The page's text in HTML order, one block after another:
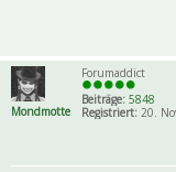
Mondmotte
Forumaddict
Beiträge: 5848
Registriert: 20.